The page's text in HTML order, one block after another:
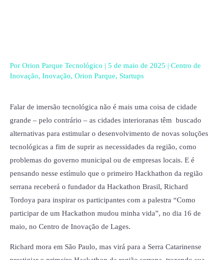
Por Orion Parque Tecnológico | 5 de maio de 2025 | Centro de
Inovação, Inovação, Orion Parque, Startups
Falar de imersão tecnológica não é mais uma coisa de cidade
grande – pelo contrário – as cidades interioranas têm buscado
alternativas para estimular o desenvolvimento de novas soluções
tecnológicas a fim de suprir as necessidades da região, como
problemas do governo municipal ou de empresas locais. E é
pensando nesse estímulo que o primeiro Hackhathon da região
serrana receberá o fundador da Hackathon Brasil, Richard
Tordoya para inspirar os participantes com a palestra “Como
participar de um Hackathon mudou minha vida”, no dia 16 de
maio, no Centro de Inovação de Lages.
Richard mora em São Paulo, mas virá para a Serra Catarinense